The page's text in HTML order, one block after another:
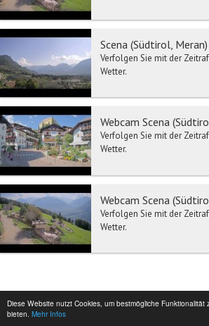
Diese Website nutzt Cookies, um bestmögliche Funktionalität
bieten. Mehr Infos
Scena (Südtirol, Meran)
Verfolgen Sie mit der
Wetter.
Webcam Scena
Verfolgen Sie mit der
Wetter.
Webcam Scena
Verfolgen Sie mit der
Wetter.